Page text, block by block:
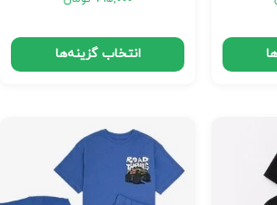
انتخاب گزینه‌ها